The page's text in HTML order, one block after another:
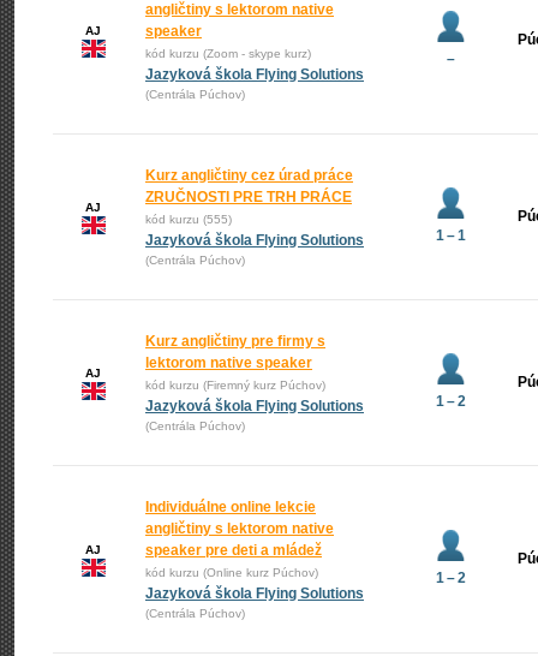
AJ
angličtiny s lektorom native
speaker
kód kurzu (Zoom - skype kurz)
Jazyková škola Flying Solutions
(Centrála Púchov)
–
AJ
Kurz angličtiny cez úrad práce
ZRUČNOSTI PRE TRH PRÁCE
kód kurzu (555)
Jazyková škola Flying Solutions
(Centrála Púchov)
1 – 1
AJ
Kurz angličtiny pre firmy s
lektorom native speaker
kód kurzu (Firemný kurz Púchov)
Jazyková škola Flying Solutions
(Centrála Púchov)
1 – 2
AJ
Individuálne online lekcie
angličtiny s lektorom native
speaker pre deti a mládež
kód kurzu (Online kurz Púchov)
Jazyková škola Flying Solutions
(Centrála Púchov)
1 – 2